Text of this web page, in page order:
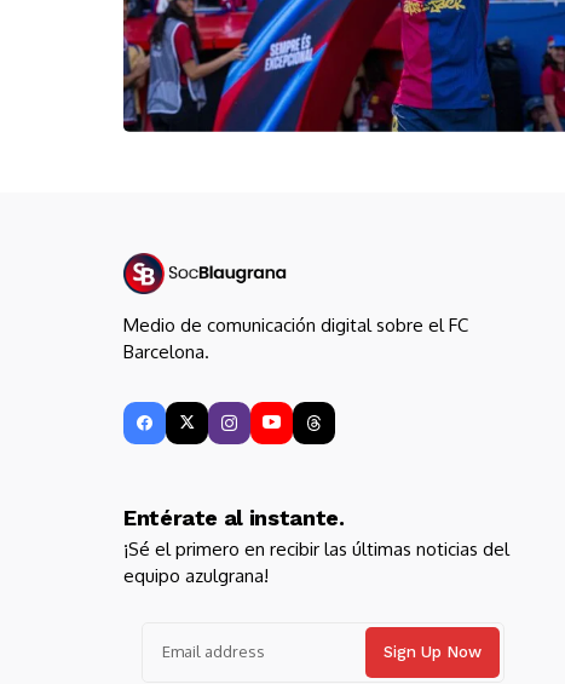
Medio de comunicación digital sobre el FC
Barcelona.
Entérate al instante.
¡Sé el primero en recibir las últimas noticias del
equipo azulgrana!